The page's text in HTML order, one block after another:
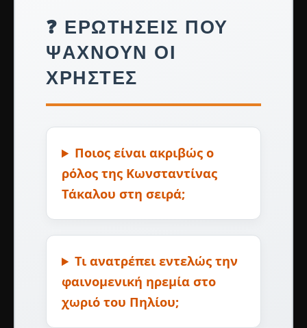
❓ ΕΡΩΤΉΣΕΙΣ ΠΟΥ
ΨΆΧΝΟΥΝ ΟΙ
ΧΡΉΣΤΕΣ
Ποιος είναι ακριβώς ο
ρόλος της Κωνσταντίνας
Τάκαλου στη σειρά;
Τι ανατρέπει εντελώς την
φαινομενική ηρεμία στο
χωριό του Πηλίου;